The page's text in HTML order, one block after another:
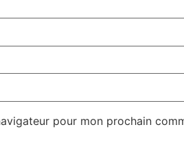
pour mon prochain